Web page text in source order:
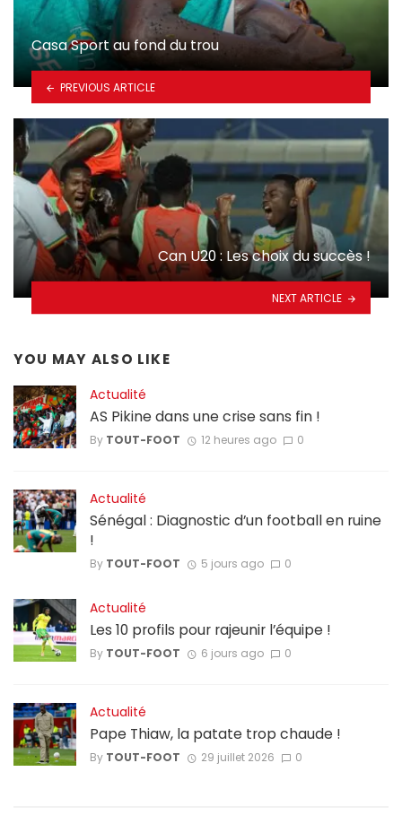
Casa Sport au fond du trou
PREVIOUS ARTICLE
Can U20 : Les choix du succès !
NEXT ARTICLE
YOU MAY ALSO LIKE
Actualité
AS Pikine dans une crise sans fin !
By TOUT-FOOT 12 heures ago 0
Actualité
Sénégal : Diagnostic d’un football en ruine
!
By TOUT-FOOT 5 jours ago 0
Actualité
Les 10 profils pour rajeunir l’équipe !
By TOUT-FOOT 6 jours ago 0
Actualité
Pape Thiaw, la patate trop chaude !
By TOUT-FOOT 29 juillet 2026 0